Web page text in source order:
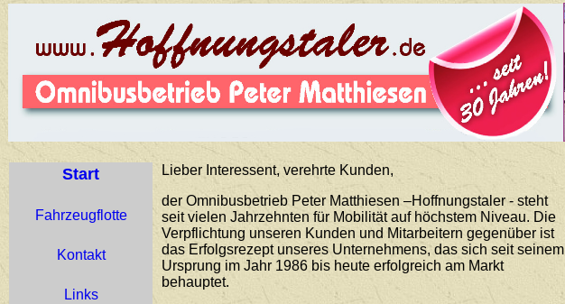
Start
Fahrzeugflotte
Kontakt
Links
Lieber Interessent, verehrte Kunden,
der Omnibusbetrieb Peter Matthiesen –Hoffnungstaler - steht
seit vielen Jahrzehnten für Mobilität auf höchstem Niveau. Die
Verpflichtung unseren Kunden und Mitarbeitern gegenüber ist
das Erfolgsrezept unseres Unternehmens, das sich seit seinem
Ursprung im Jahr 1986 bis heute erfolgreich am Markt
behauptet.